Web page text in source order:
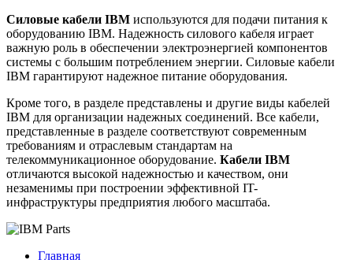
Силовые кабели IBM используются для подачи питания к
оборудованию IBM. Надежность силового кабеля играет
важную роль в обеспечении электроэнергией компонентов
системы с большим потреблением энергии. Силовые кабели
IBM гарантируют надежное питание оборудования.
Кроме того, в разделе представлены и другие виды кабелей
IBM для организации надежных соединений. Все кабели,
представленные в разделе соответствуют современным
требованиям и отраслевым стандартам на
телекоммуникационное оборудование. Кабели IBM
отличаются высокой надежностью и качеством, они
незаменимы при построении эффективной IT-
инфраструктуры предприятия любого масштаба.
Главная